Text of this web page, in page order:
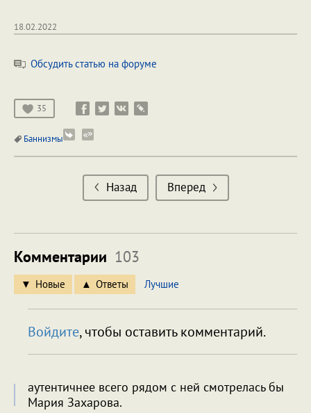
18.02.2022
Обсудить статью на форуме
35
Баннизмы
Назад Вперед
Комментарии 103
Новые Ответы Лучшие
Войдите, чтобы оставить комментарий.
аутентичнее всего рядом с ней смотрелась бы
Мария Захарова.